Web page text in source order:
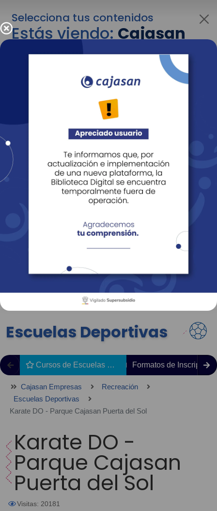
Selecciona tus contenidos
Estás viendo:Cajasan
para empresas
Para cambiar al contenido de tu interés más
adelante recuerda utilizar el menú
Entendido
Revista Fácil Vivir
Sedes Directorio Servicios En Línea
Escuelas Deportivas
Cursos de Escuelas Deportivas Formatos de Inscripción
Cajasan Empresas
Recreación
Escuelas Deportivas
Karate DO - Parque Cajasan Puerta del Sol
Karate DO -
Parque Cajasan
Puerta del Sol
Visitas: 20181